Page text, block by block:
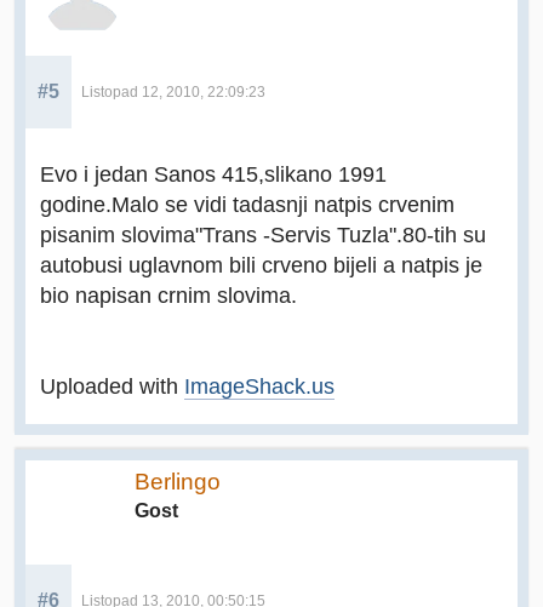
#5 Listopad 12, 2010, 22:09:23
Evo i jedan Sanos 415,slikano 1991
godine.Malo se vidi tadasnji natpis crvenim
pisanim slovima"Trans -Servis Tuzla".80-tih su
autobusi uglavnom bili crveno bijeli a natpis je
bio napisan crnim slovima.
Uploaded with ImageShack.us
Berlingo
Gost
#6 Listopad 13, 2010, 00:50:15